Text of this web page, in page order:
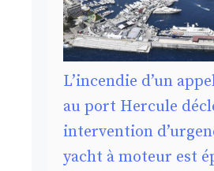
L’incendie d’un
au port Hercule
intervention
yacht à moteur est